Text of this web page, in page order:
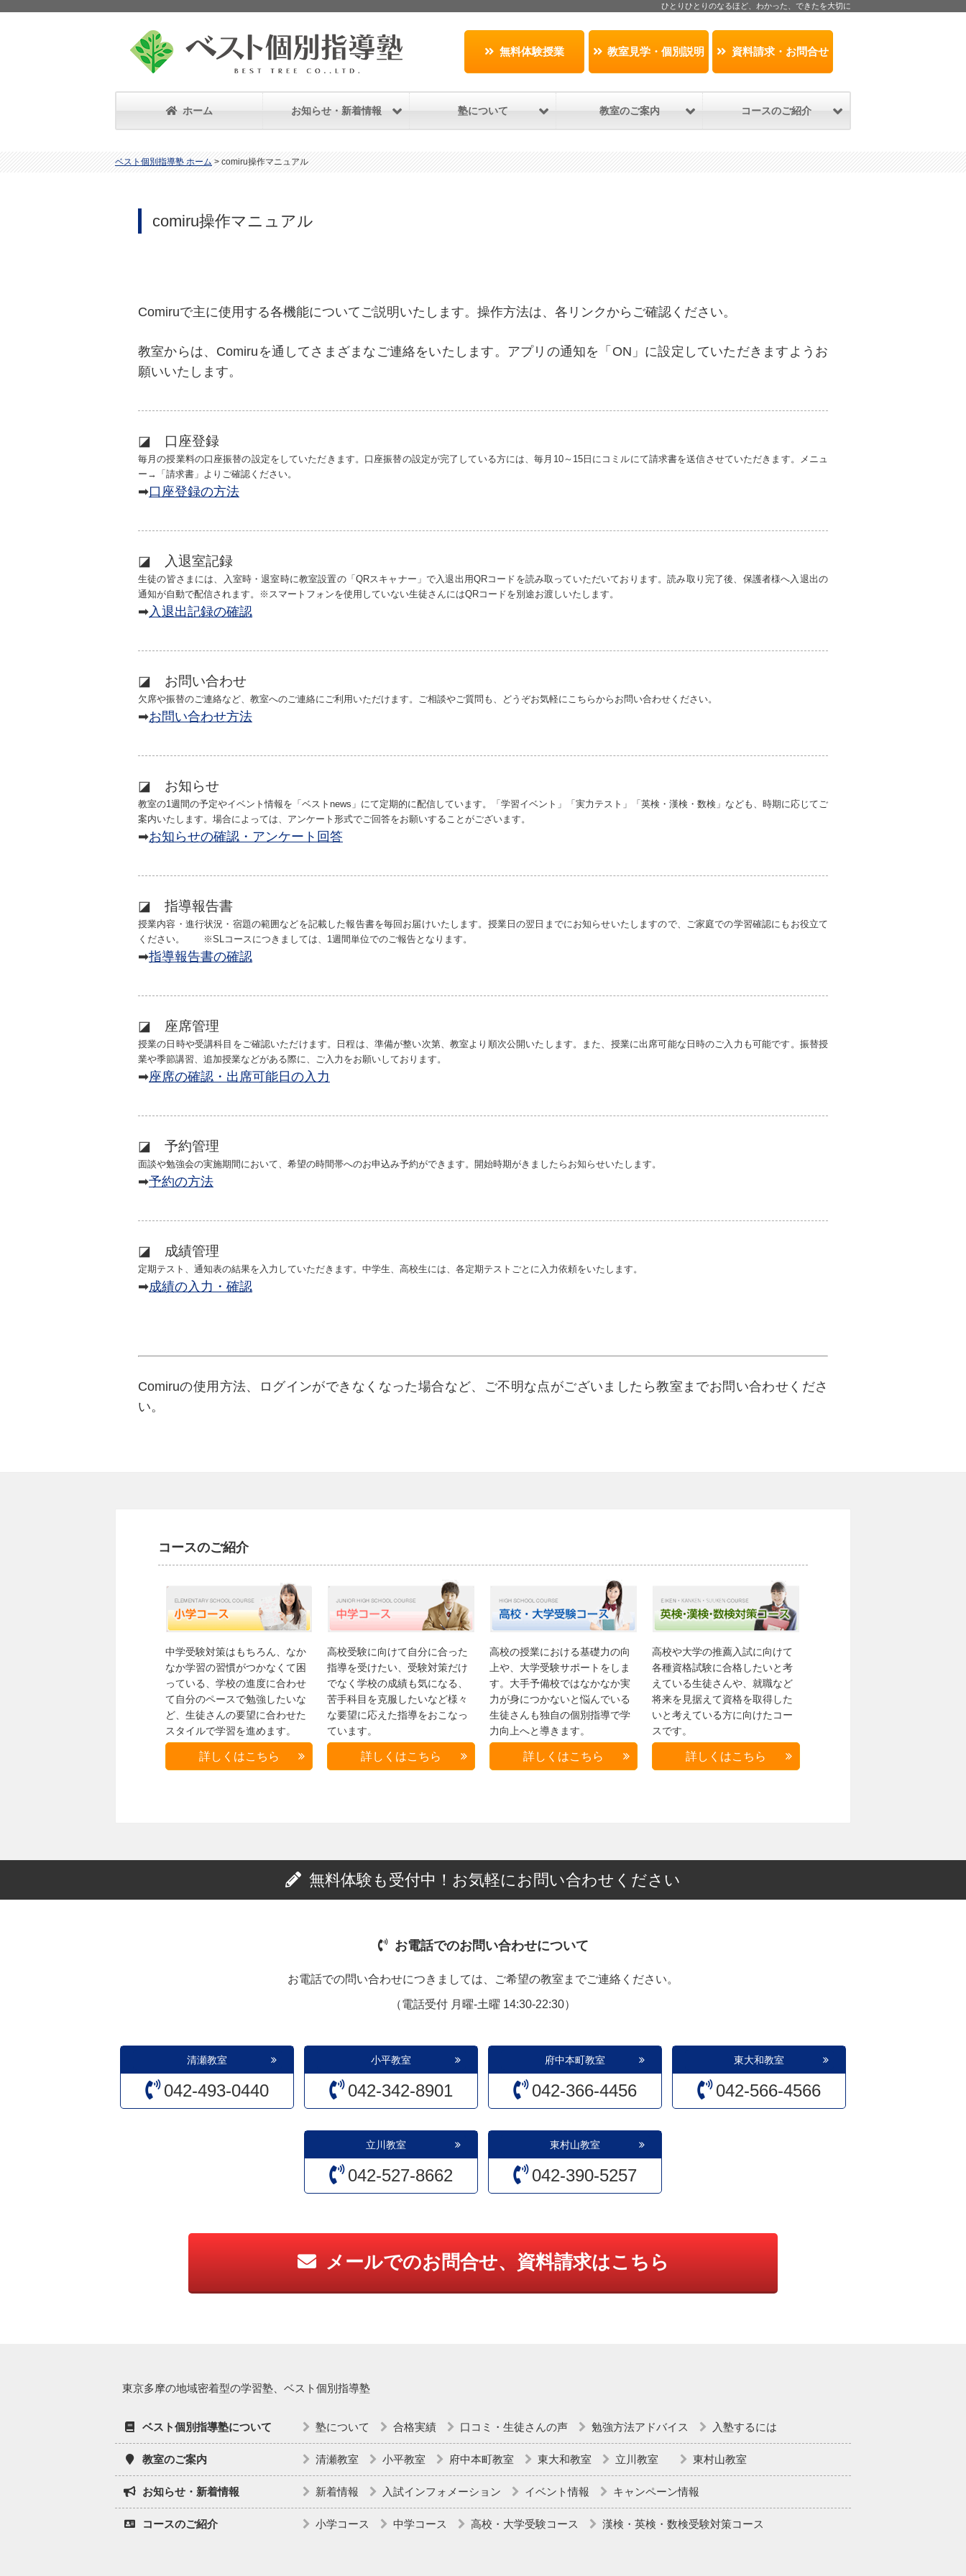
ひとりひとりのなるほど、わかった、できたを大切に
無料体験授業 教室見学・個別説明 資料請求・お問合せ
ホーム お知らせ・新着情報 塾について 教室のご案内 コースのご紹介
ベスト個別指導塾 ホーム > comiru操作マニュアル
comiru操作マニュアル
Comiruで主に使用する各機能についてご説明いたします。操作方法は、各リンクからご確認ください。
教室からは、Comiruを通してさまざまなご連絡をいたします。 アプリの通知を「ON」に設定していただきますようお
願いいたします。
◪ 口座登録
毎月の授業料の口座振替の設定をしていただきます。 口座振替の設定が完了している方には、毎月10～15日にコミルにて請求書を送信させていただきます。メニュ
ー→「請求書」よりご確認ください。
➡口座登録の方法
◪ 入退室記録
生徒の皆さまには、入室時・退室時に教室設置の「QRスキャナー」で入退出用QRコードを読み取っていただいております。読み取り完了後、保護者様へ入退出の
通知が自動で配信されます。※スマートフォンを使用していない生徒さんにはQRコードを別途お渡しいたします。
➡入退出記録の確認
◪ お問い合わせ
欠席や振替のご連絡など、教室へのご連絡にご利用いただけます。 ご相談やご質問も、どうぞお気軽にこちらからお問い合わせください。
➡お問い合わせ方法
◪ お知らせ
教室の1週間の予定やイベント情報を「ベストnews」にて定期的に配信しています。
「学習イベント」「実力テスト」「英検・漢検・数検」なども、時期に応じてご
案内いたします。場合によっては、アンケート形式でご回答をお願いすることがございます。
➡お知らせの確認・アンケート回答
◪ 指導報告書
授業内容・進行状況・宿題の範囲などを記載した報告書を毎回お届けいたします。 授業日の翌日までにお知らせいたしますので、ご家庭での学習確認にもお役立て
ください。
※SLコースにつきましては、1週間単位でのご報告となります。
➡指導報告書の確認
◪ 座席管理
授業の日時や受講科目をご確認いただけます。日程は、準備が整い次第、教室より順次公開いたします。
また、授業に出席可能な日時のご入力も可能です。振替授
業や季節講習、追加授業などがある際に、ご入力をお願いしております。
➡座席の確認・出席可能日の入力
◪ 予約管理
面談や勉強会の実施期間において、希望の時間帯へのお申込み予約ができます。開始時期がきましたらお知らせいたします。
➡予約の方法
◪ 成績管理
定期テスト、通知表の結果を入力していただきます。 中学生、高校生には、各定期テストごとに入力依頼をいたします。
➡成績の入力・確認
Comiruの使用方法、ログインができなくなった場合など、ご不明な点がございましたら教室までお問い合わせくださ
い。
コースのご紹介
中学受験対策はもちろん、なか
なか学習の習慣がつかなくて困
っている、学校の進度に合わせ
て自分のペースで勉強したいな
ど、生徒さんの要望に合わせた
スタイルで学習を進めます。
詳しくはこちら
高校受験に向けて自分に合った
指導を受けたい、受験対策だけ
でなく学校の成績も気になる、
苦手科目を克服したいなど様々
な要望に応えた指導をおこなっ
ています。
詳しくはこちら
高校の授業における基礎力の向
上や、大学受験サポートをしま
す。大手予備校ではなかなか実
力が身につかないと悩んでいる
生徒さんも独自の個別指導で学
力向上へと導きます。
詳しくはこちら
高校や大学の推薦入試に向けて
各種資格試験に合格したいと考
えている生徒さんや、就職など
将来を見据えて資格を取得した
いと考えている方に向けたコー
スです。
詳しくはこちら
無料体験も受付中！お気軽にお問い合わせください
お電話でのお問い合わせについて
お電話での問い合わせにつきましては、ご希望の教室までご連絡ください。
（電話受付 月曜-土曜 14:30-22:30）
清瀬教室
042-493-0440
小平教室
042-342-8901
府中本町教室
042-366-4456
東大和教室
042-566-4566
立川教室
042-527-8662
東村山教室
042-390-5257
メールでのお問合せ、資料請求はこちら
東京多摩の地域密着型の学習塾、ベスト個別指導塾
ベスト個別指導塾について 塾について 合格実績 口コミ・生徒さんの声 勉強方法アドバイス 入塾するには
教室のご案内 清瀬教室 小平教室 府中本町教室 東大和教室 立川教室 東村山教室
お知らせ・新着情報 新着情報 入試インフォメーション イベント情報 キャンペーン情報
コースのご紹介 小学コース 中学コース 高校・大学受験コース 漢検・英検・数検受験対策コース